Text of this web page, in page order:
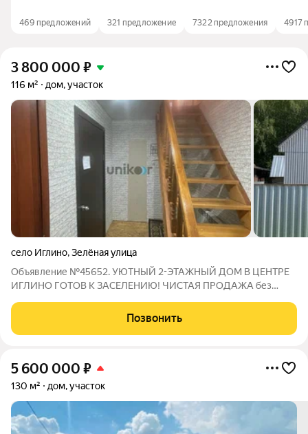
469 предложений 321 предложение 7322 предложения 4917
3 800 000 ₽
116 м² дом, участок
село Иглино,Зелёная улица
Объявление №45652. УЮТНЫЙ 2-ЭТАЖНЫЙ ДОМ В ЦЕНТРЕ
ИГЛИНО ГОТОВ К ЗАСЕЛЕНИЮ! ЧИСТАЯ ПРОДАЖА без
расположение: Дом расположен в самом центре села Иглино
всё необходимое в шаговой доступности: школа,
Позвонить
5 600 000 ₽
130 м² дом, участок